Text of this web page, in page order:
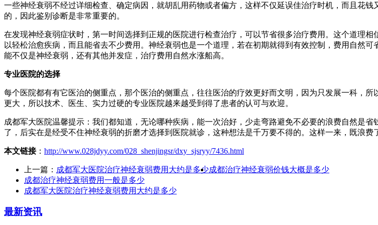
一些神经衰弱不经过详细检查、确定病因，就胡乱用药物或者偏方，这样不仅延误佳治疗时机，而且花
的，因此鉴别诊断是非常重要的。
在发现神经衰弱症状时，第一时间选择到正规的医院进行检查治疗，可以节省很多治疗费用。这个道理
以轻松治愈疾病，而且能省去不少费用。神经衰弱也是一个道理，若在初期就得到有效控制，费用自然
能不仅是神经衰弱，还有其他并发症，治疗费用自然水涨船高。
专业医院的选择
每个医院都有有它医治的侧重点，那个医治的侧重点，往往医治的疗效更好而文明，因为只发展一科，
更大，所以技术、医生、实力过硬的专业医院越来越受到得了患者的认可与欢迎。
成都军大医院温馨提示：我们都知道，无论哪种疾病，能一次治好，少走弯路避免不必要的浪费自然是
了，后实在是经受不住神经衰弱的折磨才选择到医院就诊，这种想法是千万要不得的。这样一来，既浪
本文链接： http://www.028jdyy.com/028_shenjingsr/dxy_sjsryy/7436.html
上一篇： 成都军大医院治疗神经衰弱费用大约是多少成都治疗神经衰弱价钱大概是多少
成都治疗神经衰弱费用一般是多少
成都军大医院治疗神经衰弱费用大约是多少
最新资讯